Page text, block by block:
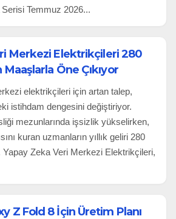
Temmuz 2026...
Merkezi Elektrikçileri 280
Maaşlarla Öne Çıkıyor
elektrikçileri için artan talep,
istihdam dengesini değiştiriyor.
mezunlarında işsizlik yükselirken,
kuran uzmanların yıllık geliri 280
Yapay Zeka Veri Merkezi Elektrikçileri,
Z Fold 8 İçin Üretim Planı